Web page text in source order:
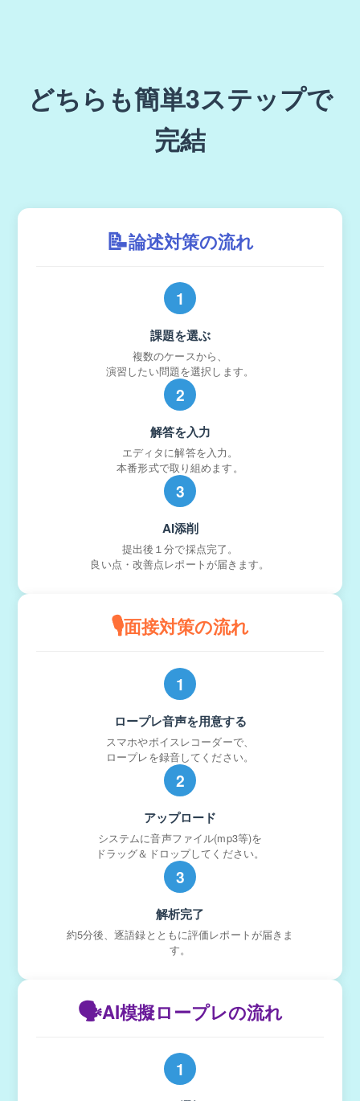
どちらも簡単3ステップで
完結
📝論述対策の流れ
1
課題を選ぶ
複数のケースから、
演習したい問題を選択します。
2
解答を入力
エディタに解答を入力。
本番形式で取り組めます。
3
AI添削
提出後１分で採点完了。
良い点・改善点レポートが届きます。
🎙️面接対策の流れ
1
ロープレ音声を用意する
スマホやボイスレコーダーで、
ロープレを録音してください。
2
アップロード
システムに音声ファイル(mp3等)を
ドラッグ＆ドロップしてください。
3
解析完了
約5分後、逐語録とともに評価レポートが届きま
す。
🗣️AI模擬ロープレの流れ
1